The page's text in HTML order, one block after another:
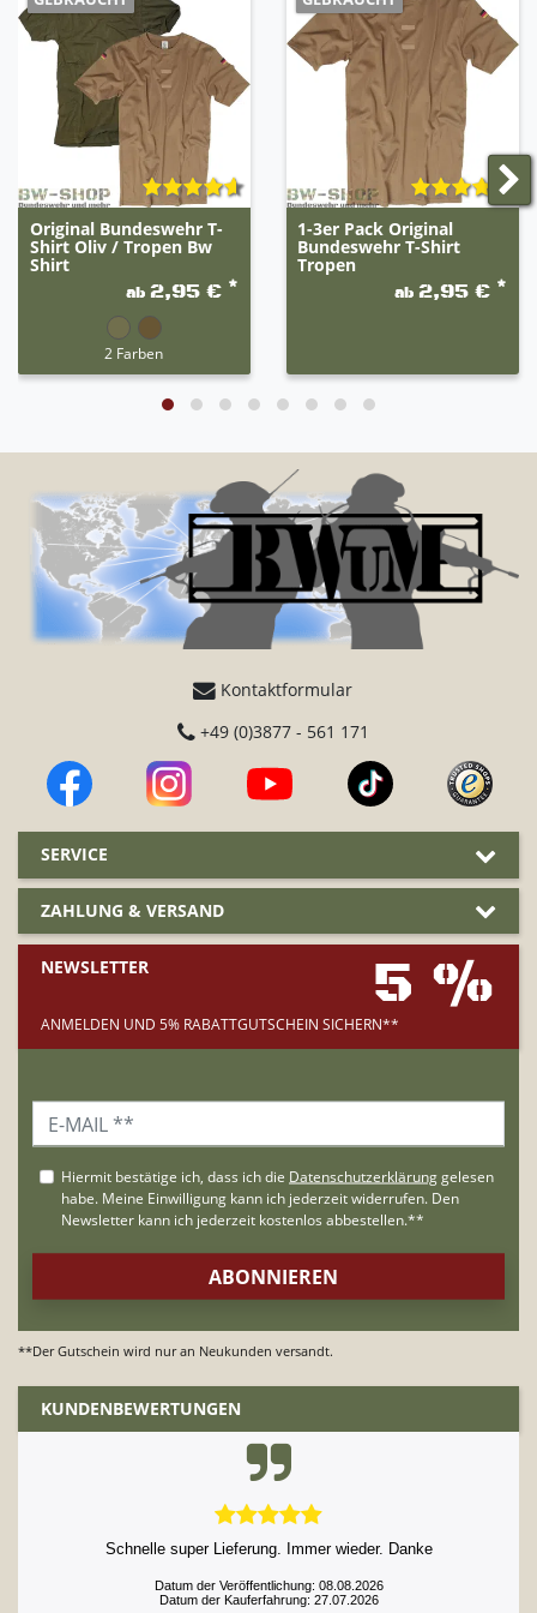
Original Bundeswehr T-
Shirt Oliv / Tropen Bw
Shirt
ab 2,95 € *
2 Farben
1-3er Pack Original
Bundeswehr T-Shirt
Tropen
ab 2,95 € *
Kontaktformular
+49 (0)3877 - 561 171
SERVICE
ZAHLUNG & VERSAND
NEWSLETTER 5 %
ANMELDEN UND 5% RABATTGUTSCHEIN SICHERN**
**Der Gutschein wird nur an Neukunden versandt.
KUNDENBEWERTUNGEN
Schnelle super Lieferung. Immer wieder. Danke
Datum der Veröffentlichung: 08.08.2026
Datum der Kauferfahrung: 27.07.2026